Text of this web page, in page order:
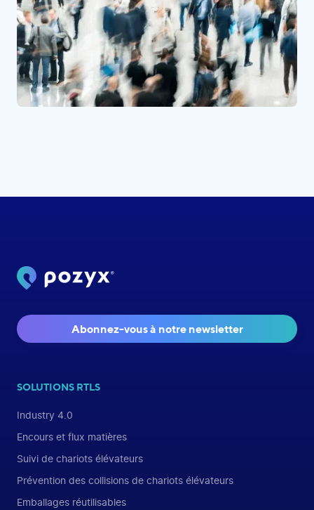
Abonnez-vous à notre newsletter
SOLUTIONS RTLS
Industry 4.0
Encours et flux matières
Suivi de chariots élévateurs
Prévention des collisions de chariots élévateurs
Emballages réutilisables